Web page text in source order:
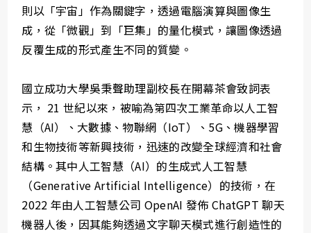
則以「宇宙」作為關鍵字，透過電腦演算與圖像生
成，從「微觀」到「巨集」的量化模式，讓圖像透過
反覆生成的形式產生不同的質變。
國立成功大學吳秉聲助理副校長在開幕茶會致詞表
示， 21 世紀以來，被喻為第四次工業革命以人工智
慧（AI）、大數據、物聯網（IoT）、5G、機器學習
和生物技術等新興技術，迅速的改變全球經濟和社會
結構。其中人工智慧（AI）的生成式人工智慧
（Generative Artificial Intelligence）的技術，在
2022 年由人工智慧公司 OpenAI 發佈 ChatGPT 聊天
機器人後，因其能夠透過文字聊天模式進行創造性的